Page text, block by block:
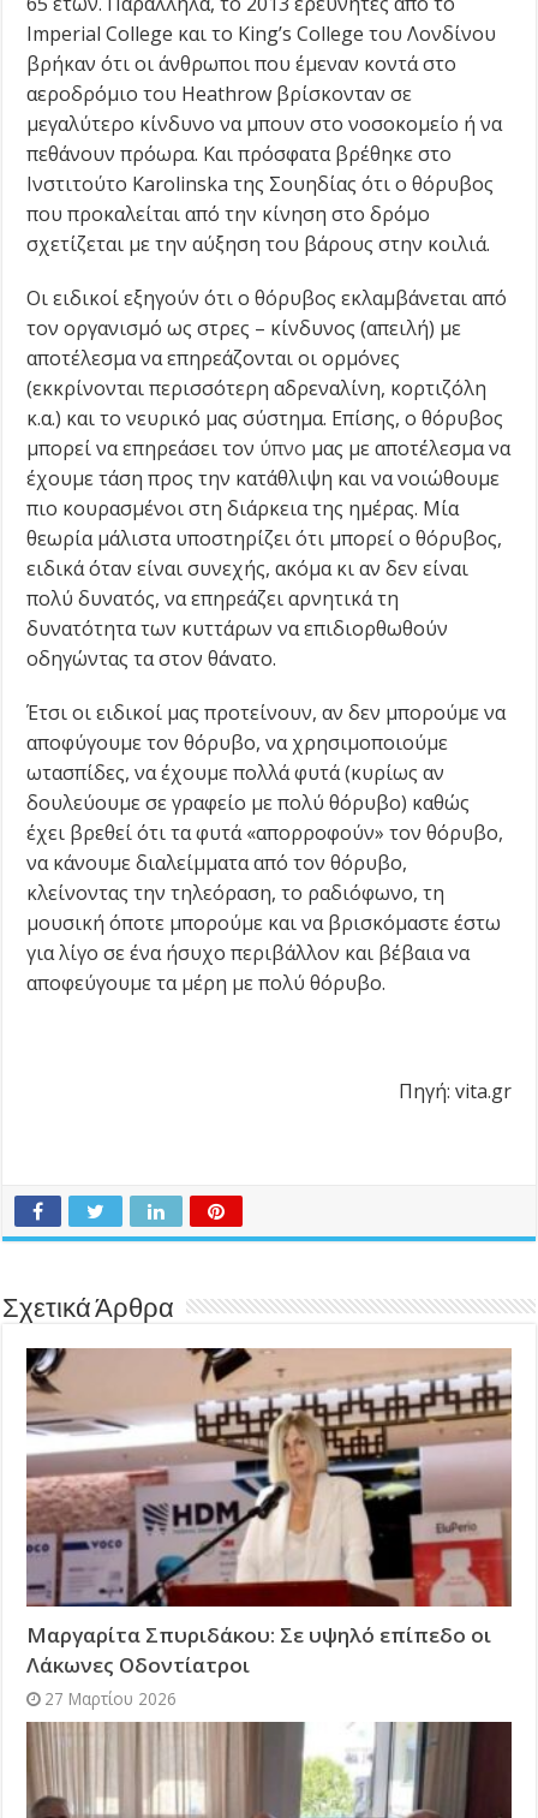
Imperial College και το King’s College του Λονδίνου
βρήκαν ότι οι άνθρωποι που έμεναν κοντά στο
αεροδρόμιο του Heathrow βρίσκονταν σε
μεγαλύτερο κίνδυνο να μπουν στο νοσοκομείο ή να
πεθάνουν πρόωρα. Και πρόσφατα βρέθηκε στο
Ινστιτούτο Karolinska της Σουηδίας ότι ο θόρυβος
που προκαλείται από την κίνηση στο δρόμο
σχετίζεται με την αύξηση του βάρους στην κοιλιά.
Οι ειδικοί εξηγούν ότι ο θόρυβος εκλαμβάνεται από
τον οργανισμό ως στρες – κίνδυνος (απειλή) με
αποτέλεσμα να επηρεάζονται οι ορμόνες
(εκκρίνονται περισσότερη αδρεναλίνη, κορτιζόλη
κ.α.) και το νευρικό μας σύστημα. Επίσης, ο θόρυβος
μπορεί να επηρεάσει τον ύπνο μας με αποτέλεσμα να
έχουμε τάση προς την κατάθλιψη και να νοιώθουμε
πιο κουρασμένοι στη διάρκεια της ημέρας. Μία
θεωρία μάλιστα υποστηρίζει ότι μπορεί ο θόρυβος,
ειδικά όταν είναι συνεχής, ακόμα κι αν δεν είναι
πολύ δυνατός, να επηρεάζει αρνητικά τη
δυνατότητα των κυττάρων να επιδιορθωθούν
οδηγώντας τα στον θάνατο.
Έτσι οι ειδικοί μας προτείνουν, αν δεν μπορούμε να
αποφύγουμε τον θόρυβο, να χρησιμοποιούμε
ωτασπίδες, να έχουμε πολλά φυτά (κυρίως αν
δουλεύουμε σε γραφείο με πολύ θόρυβο) καθώς
έχει βρεθεί ότι τα φυτά «απορροφούν» τον θόρυβο,
να κάνουμε διαλείμματα από τον θόρυβο,
κλείνοντας την τηλεόραση, το ραδιόφωνο, τη
μουσική όποτε μπορούμε και να βρισκόμαστε έστω
για λίγο σε ένα ήσυχο περιβάλλον και βέβαια να
αποφεύγουμε τα μέρη με πολύ θόρυβο.
Πηγή: vita.gr
Σχετικά Άρθρα
Μαργαρίτα Σπυριδάκου: Σε υψηλό επίπεδο οι
Λάκωνες Οδοντίατροι
27 Μαρτίου 2026